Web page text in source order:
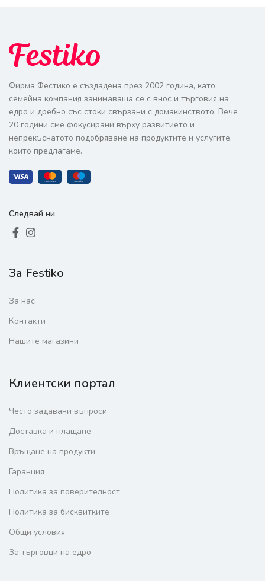
Фирма Фестико е създадена през 2002 година, като
семейна компания занимаваща се с внос и търговия на
едро и дребно със стоки свързани с домакинството. Вече
20 години сме фокусирани върху развитието и
непрекъснатото подобряване на продуктите и услугите,
които предлагаме.
Следвай ни
За Festiko
За нас
Контакти
Нашите магазини
Клиентски портал
Често задавани въпроси
Доставка и плащане
Връщане на продукти
Гаранция
Политика за поверителност
Политика за бисквитките
Общи условия
За търговци на едро